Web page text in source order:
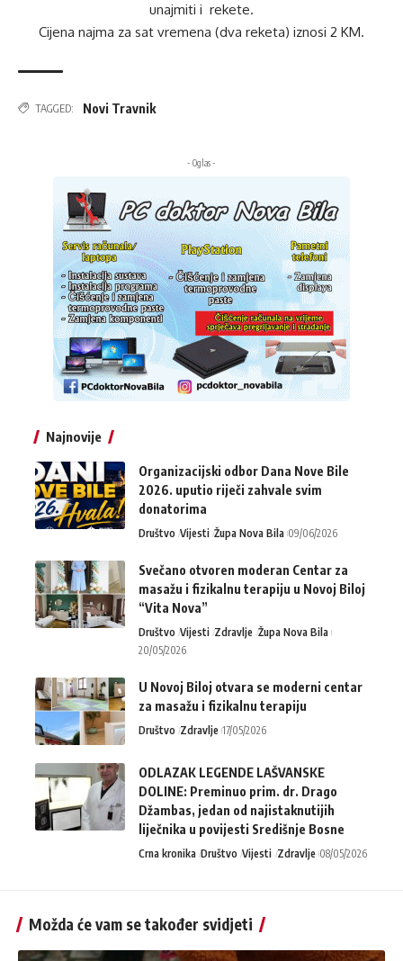
unajmiti i rekete.
Cijena najma za sat vremena (dva reketa) iznosi 2 KM.
TAGGED: Novi Travnik
- Oglas -
Najnovije
Organizacijski odbor Dana Nove Bile
2026. uputio riječi zahvale svim
donatorima
Društvo Vijesti Župa Nova Bila 09/06/2026
Svečano otvoren moderan Centar za
masažu i fizikalnu terapiju u Novoj Biloj
“Vita Nova”
Društvo Vijesti Zdravlje Župa Nova Bila
20/05/2026
U Novoj Biloj otvara se moderni centar
za masažu i fizikalnu terapiju
Društvo Zdravlje 17/05/2026
ODLAZAK LEGENDE LAŠVANSKE
DOLINE: Preminuo prim. dr. Drago
Džambas, jedan od najistaknutijih
liječnika u povijesti Središnje Bosne
Crna kronika Društvo Vijesti Zdravlje 08/05/2026
Možda će vam se također svidjeti